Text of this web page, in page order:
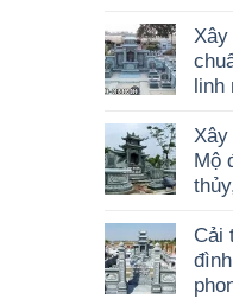
Xây
linh
Xây
Mộ
Cải